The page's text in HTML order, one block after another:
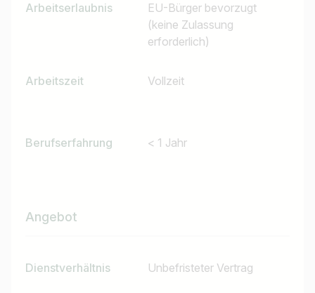
Arbeitserlaubnis
EU-Bürger bevorzugt
(keine Zulassung
erforderlich)
Arbeitszeit Vollzeit
Berufserfahrung < 1 Jahr
Angebot
Dienstverhältnis Unbefristeter Vertrag
z.B. Österreich